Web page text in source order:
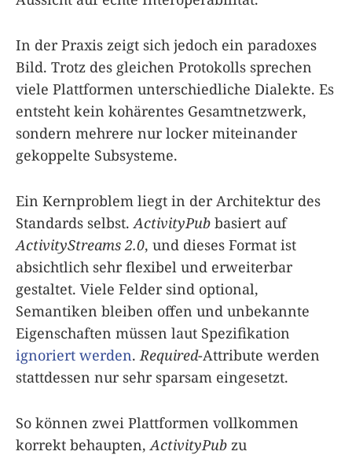
In der Praxis zeigt sich jedoch ein paradoxes
Bild. Trotz des gleichen Protokolls sprechen
viele Plattformen unterschiedliche Dialekte. Es
entsteht kein kohärentes Gesamt­netzwerk,
sondern mehrere nur locker miteinander
gekoppelte Subsysteme.
Ein Kernproblem liegt in der Architektur des
Standards selbst. ActivityPub basiert auf
ActivityStreams 2.0, und dieses Format ist
absichtlich sehr flexibel und erweiterbar
gestaltet. Viele Felder sind optional,
Semantiken bleiben offen und unbekannte
Eigenschaften müssen laut Spezifikation
ignoriert werden. Required-Attribute werden
stattdessen nur sehr sparsam eingesetzt.
So können zwei Plattformen vollkommen
korrekt behaupten, ActivityPub zu